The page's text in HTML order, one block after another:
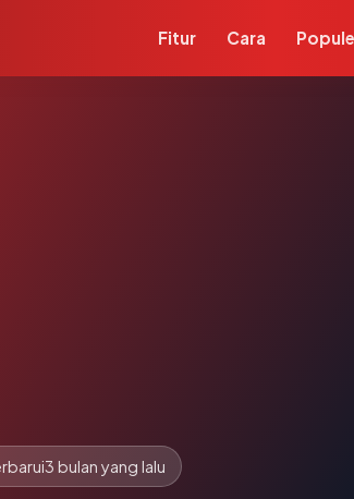
Fitur Cara
3 bulan yang lalu